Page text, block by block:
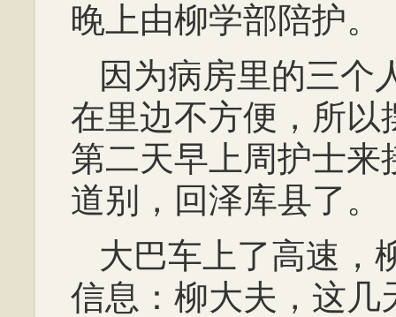
晚上由柳学部陪护。
因为病房里的三个
在里边不方便，所以
第二天早上周护士来
道别，回泽库县了。
大巴车上了高速，
信息：柳大夫，这几